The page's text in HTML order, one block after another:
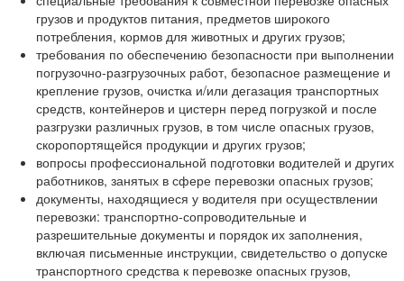
грузов и продуктов питания, предметов широкого
потребления, кормов для животных и других грузов;
требования по обеспечению безопасности при выполнении
погрузочно-разгрузочных работ, безопасное размещение и
крепление грузов, очистка и/или дегазация транспортных
средств, контейнеров и цистерн перед погрузкой и после
разгрузки различных грузов, в том числе опасных грузов,
скоропортящейся продукции и других грузов;
вопросы профессиональной подготовки водителей и других
работников, занятых в сфере перевозки опасных грузов;
документы, находящиеся у водителя при осуществлении
перевозки: транспортно-сопроводительные и
разрешительные документы и порядок их заполнения,
включая письменные инструкции, свидетельство о допуске
транспортного средства к перевозке опасных грузов,